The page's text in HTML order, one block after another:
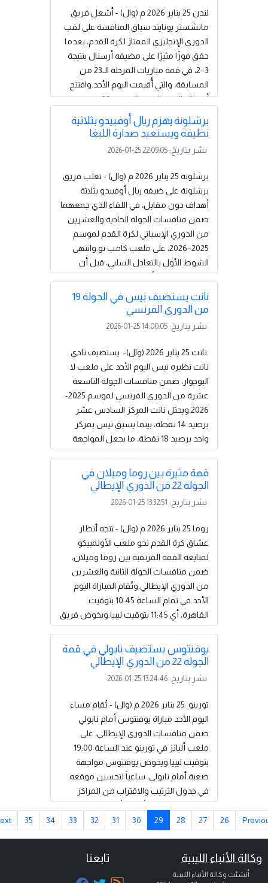
لندن 25 يناير 2026 م (وال) - أشعل فريق
مانشستر يونايتد سباق المنافسة على لقب
الدوري الإنجليزي الممتاز لكرة القدم، بعدما
حقق فوزًا مثيرًا على مضيفه أرسنال بنتيجة
3–2، في قمة مباريات المرحلة الـ23 من
المسابقة، والتي أُقيمت اليوم الأحد.وافتتح
أرسنال التسجيل في الدقيقة 29 بهدف
عكسي سجله الأرجنتيني لياندرو مارتينيز،
لاعب مانشستر يونايتد، بالخطأ في مرمى
فريقه، قبل أن ينجح الكاميروني برايان
مبيومو في إدراك التعادل للضيوف عند
الدقيقة 37.وفي الشوط الثاني، أضاف
الدنماركي باتريك دورغو الهدف الثاني
لمانشستر يونايتد في الدقيقة 51، غير أن
برشلونة يهزم ريال أوفييدو بثلاثية
نظيفة ويستعيد صدارة الليغا
نشر بتاريخ: 2026-01-25 22:09:05
برشلونة 25 يناير 2026 م (وال) - تغلب فريق
برشلونة على ضيفه ريال أوفييدو بثلاثة
أهداف دون مقابل، في اللقاء الذي جمعهما
ضمن منافسات الجولة الحادية والعشرين
من الدوري الإسباني لكرة القدم لموسم
2025–2026، على ملعب كامب نو.وانتهى
الشوط الأول بالتعادل السلبي، قبل أن
حيث افتتح داني أولمو التسجيل في الدقيقة
52، ثم عزز البرازيلي رافينها النتيجة بإضافة
الهدف الثاني بعد خمس دقائق فقط،
اختتم النجم الشاب لامين يامال ثلاثية الفريق
الكتالوني.وبهذا الفوز، استعاد برشلونة...
إقرأ المزيد
نانت يستضيف نيس في الجولة 19
من الدوري الفرنسي
نشر بتاريخ: 2026-01-25 14:00:05
نانت 25 يناير 2026 (وال)- يستضيف نادي
نانت نظيره نيس اليوم الأحد على ملعب لا
البوجوار، ضمن منافسات الجولة التاسعة
عشرة من الدوري الفرنسي لموسم 2025-
2026.ويحتل نانت المركز السادس عشر
برصيد 14 نقطة، بينما يسبق نيس بمركز
واحد برصيد 18 نقطة، ما يجعل المواجهة
وتعزيز موقعهما في جدول الترتيب.تنطلق
صافرة بداية المباراة في تمام الساعة 16:00
بتوقيت ليبيا، ويُنتظر أن يشهد اللقاء
الظهور الأول للاعب منتخبنا الوطني علي
يوسف مع نانت، بعد انتقاله مؤخراً من نادي
الأفريقي التونسي إلى الدوري.....
إقرأ المزيد
قمة مثيرة بين روما وميلان في
الجولة 22 من الدوري الإيطالي
نشر بتاريخ: 2026-01-25 13:32:51
روما 25 يناير 2026 م (وال) - تتجه أنظار
عشاق كرة القدم نحو ملعب الأولمبيكو
لمتابعة القمة المرتقبة بين روما وميلان،
ضمن منافسات الجولة الثانية والعشرين
من الدوري الإيطالي.وتُقام المباراة اليوم
الأحد في تمام الساعة 10:45 بتوقيت
القاهرة، أي 11:45 بتوقيت ليبيا.ويخوض فريق
من الانتصارات في الدوري، كان آخرها الفوز
على تورينو بهدفين دون رد، مستكملاً
سلسلة ثلاثة انتصارات متتالية دون استقبال
أي أهداف، لتعزيز آماله في المنافسة على
لقب الدوري هذا الموسم.من جانبه، يسعى
ميلان للسيطرة على مجريات اللقاء
وخطف...
إقرأ المزيد
يوفنتوس يستضيف نابولي في قمة
الجولة 22 من الدوري الإيطالي
نشر بتاريخ: 2026-01-25 13:24:46
تورينو 25 يناير 2026 م (وال) - تُقام مساء
اليوم الأحد مباراة يوفنتوس أمام نابولي
ضمن منافسات الدوري الإيطالي، على
ملعب أليانز في تورينو عند الساعة 19:00
بتوقيت ليبيا.ويخوض يوفنتوس مواجهة
صعبة أمام نابولي، ساعياً لتحسين موقعه
في جدول الترتيب والاقتراب من المراكز
فريق "السيدة العجوز" المركز السادس
لوتشيانو سباليتي مهمة إعادة الاستقرار
للفريق.في المقابل، يدخل نابولي اللقاء وهو
Next
الأنباء الليبية
أنشئت وكالة الأنباء الليبية
تابعنا